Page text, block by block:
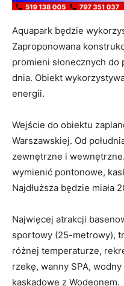
Aquapark będzie
Zaproponowana
promieni słonecznych
dnia. Obiekt
energii.
Wejście do obiektu
Warszawskiej. Od
zewnętrzne i
wymienić pontonowe,
Najdłuższa będzie miała
Najwięcej atrakcji
sportowy (25-metrowy),
różnej temperaturze,
rzekę, wanny SPA,
kaskadowe z Wodeonem.